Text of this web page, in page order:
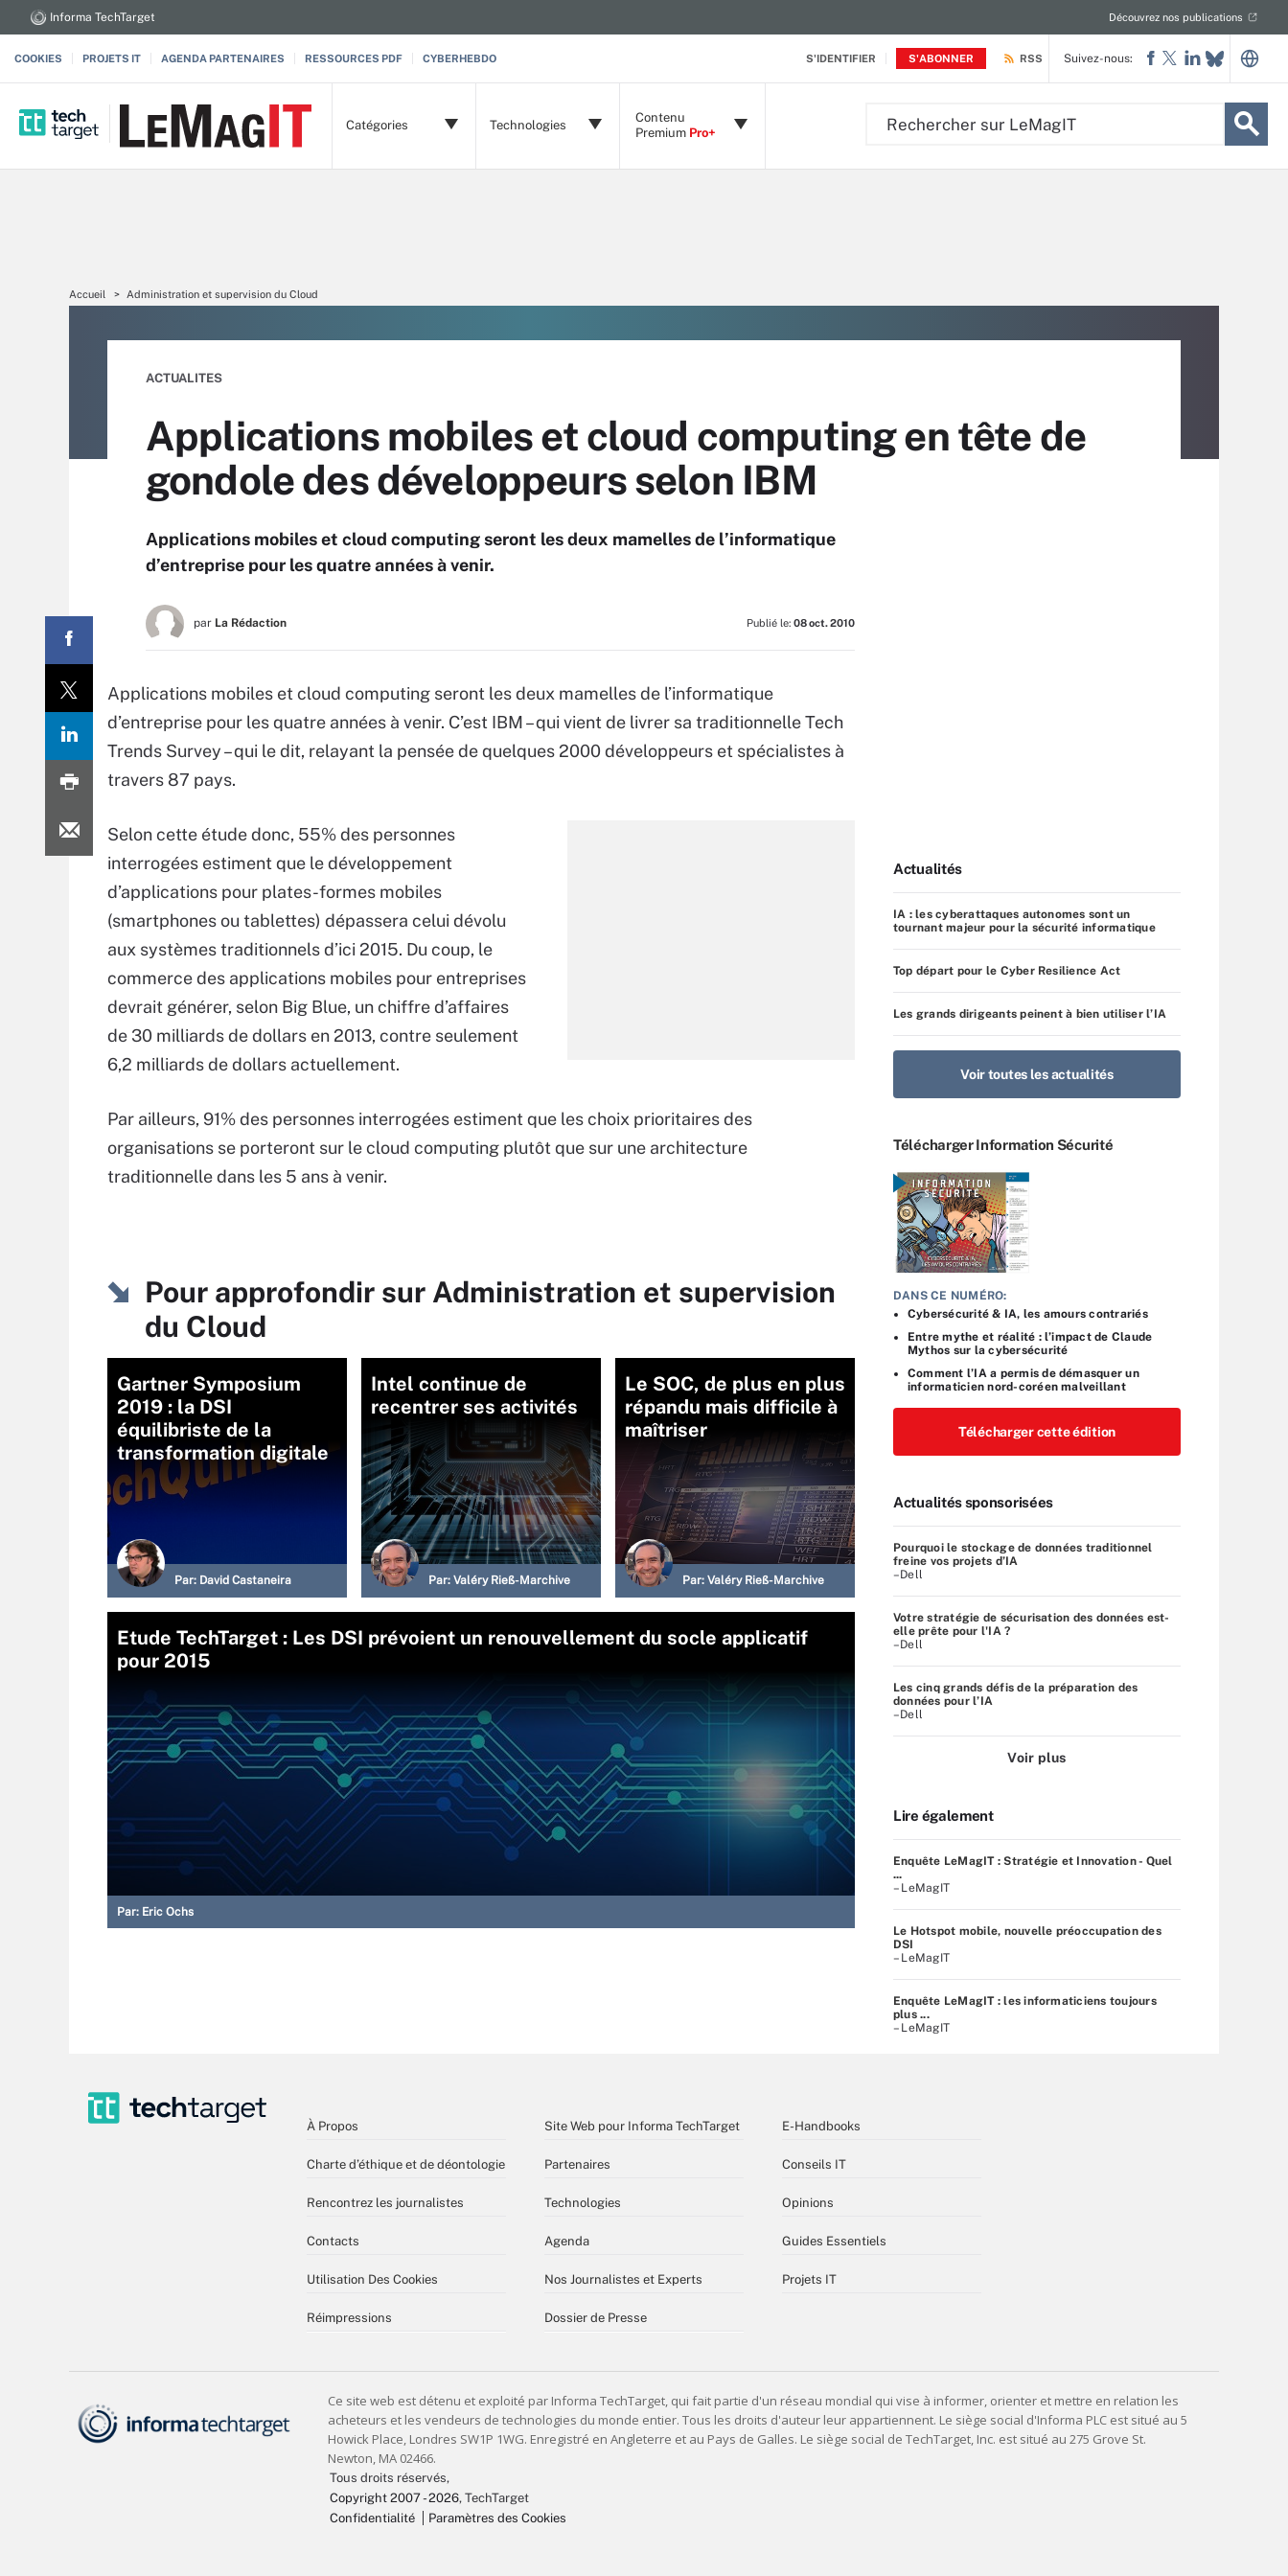
S'IDENTIFIER S'ABONNER
Informa TechTarget Découvrez nos publications
COOKIES PROJETS IT AGENDA PARTENAIRES RESSOURCES PDF CYBERHEBDO RSS
Catégories Technologies
Contenu
Premium Pro+
Suivez-nous:
Accueil Administration et supervision du Cloud
ACTUALITES
Applications mobiles et cloud computing en tête de
gondole des développeurs selon IBM
Applications mobiles et cloud computing seront les deux mamelles de l’informatique
d’entreprise pour les quatre années à venir.
par La Rédaction Publié le: 08 oct. 2010
Applications mobiles et cloud computing seront les deux mamelles de l’informatique
d’entreprise pour les quatre années à venir. C’est IBM – qui vient de livrer sa traditionnelle Tech
Trends Survey – qui le dit, relayant la pensée de quelques 2000 développeurs et spécialistes à
travers 87 pays.
Selon cette étude donc, 55% des personnes
interrogées estiment que le développement
d’applications pour plates-formes mobiles
(smartphones ou tablettes) dépassera celui dévolu
aux systèmes traditionnels d’ici 2015. Du coup, le
commerce des applications mobiles pour entreprises
devrait générer, selon Big Blue, un chiffre d’affaires
de 30 milliards de dollars en 2013, contre seulement
6,2 milliards de dollars actuellement.
Par ailleurs, 91% des personnes interrogées estiment que les choix prioritaires des
organisations se porteront sur le cloud computing plutôt que sur une architecture
traditionnelle dans les 5 ans à venir.
Pour approfondir sur Administration et supervision
du Cloud
Gartner Symposium
2019 : la DSI
équilibriste de la
transformation digitale
Par: David Castaneira
Intel continue de
recentrer ses activités
Par: Valéry Rieß-Marchive
Le SOC, de plus en plus
répandu mais difficile à
maîtriser
Par: Valéry Rieß-Marchive
Etude TechTarget : Les DSI prévoient un renouvellement du socle applicatif
pour 2015
Par: Eric Ochs
Actualités
IA : les cyberattaques autonomes sont un
tournant majeur pour la sécurité informatique
Top départ pour le Cyber Resilience Act
Les grands dirigeants peinent à bien utiliser l’IA
Voir toutes les actualités
Télécharger Information Sécurité
DANS CE NUMÉRO:
Cybersécurité & IA, les amours contrariés
Entre mythe et réalité : l’impact de Claude
Mythos sur la cybersécurité
Comment l’IA a permis de démasquer un
informaticien nord-coréen malveillant
Télécharger cette édition
Actualités sponsorisées
Pourquoi le stockage de données traditionnel
freine vos projets d’IA
–Dell
Votre stratégie de sécurisation des données est-
elle prête pour l'IA ?
–Dell
Les cinq grands défis de la préparation des
données pour l’IA
–Dell
Voir plus
Lire également
Enquête LeMagIT : Stratégie et Innovation - Quel
...
– LeMagIT
Le Hotspot mobile, nouvelle préoccupation des
DSI
– LeMagIT
Enquête LeMagIT : les informaticiens toujours
plus ...
– LeMagIT
À Propos
Charte d’éthique et de déontologie
Rencontrez les journalistes
Contacts
Utilisation Des Cookies
Réimpressions
Site Web pour Informa TechTarget
Partenaires
Technologies
Agenda
Nos Journalistes et Experts
Dossier de Presse
E-Handbooks
Conseils IT
Opinions
Guides Essentiels
Projets IT
Tous droits réservés,
Copyright 2007 - 2026, TechTarget
Confidentialité
Paramètres des Cookies